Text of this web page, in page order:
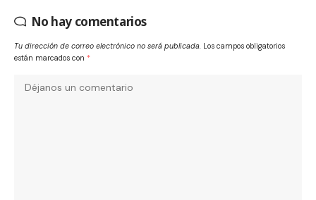
No hay comentarios
Tu dirección de correo electrónico no será publicada. Los campos obligatorios
están marcados con *